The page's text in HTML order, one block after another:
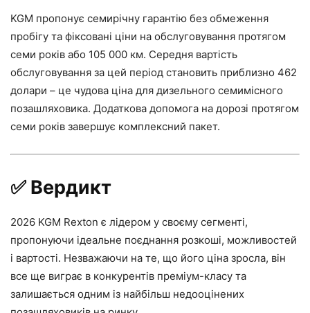
KGM пропонує семирічну гарантію без обмеження
пробігу та фіксовані ціни на обслуговування протягом
семи років або 105 000 км. Середня вартість
обслуговування за цей період становить приблизно 462
долари – це чудова ціна для дизельного семимісного
позашляховика. Додаткова допомога на дорозі протягом
семи років завершує комплексний пакет.
✅ Вердикт
2026 KGM Rexton є лідером у своєму сегменті,
пропонуючи ідеальне поєднання розкоші, можливостей
і вартості. Незважаючи на те, що його ціна зросла, він
все ще виграє в конкурентів преміум-класу та
залишається одним із найбільш недооцінених